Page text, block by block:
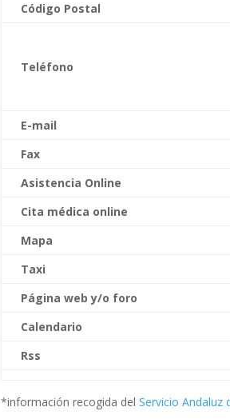
Código Postal
Teléfono
E-mail
Fax
Asistencia Online
Cita médica online
Mapa
Taxi
Página weby/o foro
Calendario
Rss
*información recogida delServicio Andaluz